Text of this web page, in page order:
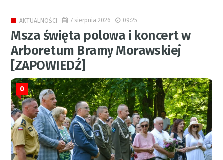
AKTUALNOŚCI 7 sierpnia 2026 09:25
Msza święta polowa i koncert w
Arboretum Bramy Morawskiej
[ZAPOWIEDŹ]
0